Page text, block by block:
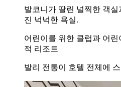
발코니가 딸린 널찍한 객
진 넉넉한 욕실.
어린이를 위한 클럽과 어
적 리조트
발리 전통이 호텔 전체에